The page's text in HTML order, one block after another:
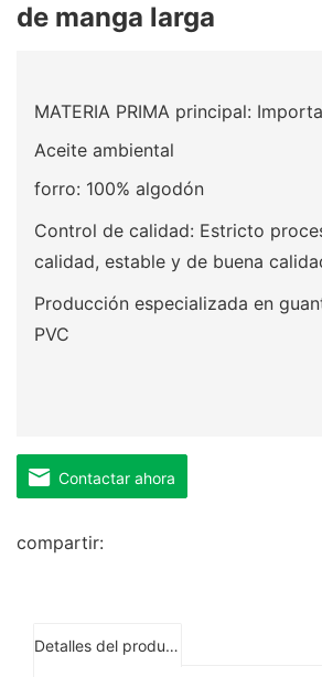
de manga larga
MATERIA PRIMA principal:
Aceite ambiental
forro: 100% algodón
Control de calidad: Estricto
calidad, estable y de buena
Producción especializada en
PVC
Contactar ahora
compartir:
Detalles del producto